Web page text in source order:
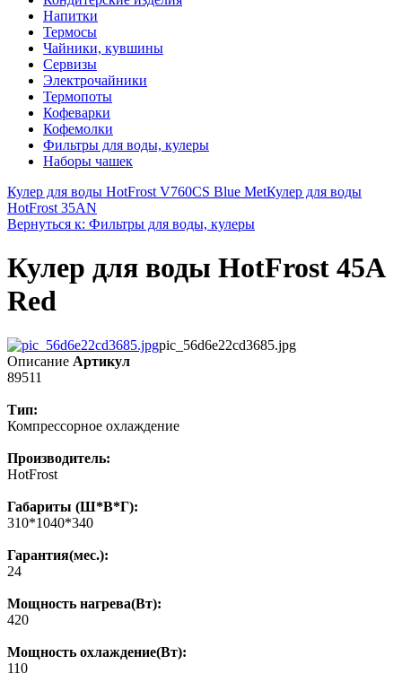
Напитки
Термосы
Чайники, кувшины
Сервизы
Электрочайники
Термопоты
Кофеварки
Кофемолки
Фильтры для воды, кулеры
Наборы чашек
Кулер для воды HotFrost V760CS Blue MetКулер для воды
HotFrost 35AN
Вернуться к: Фильтры для воды, кулеры
Кулер для воды HotFrost 45A
Red
pic_56d6e22cd3685.jpg
Описание Артикул
89511
Тип:
Компрессорное охлаждение
Производитель:
HotFrost
Габариты (Ш*В*Г):
310*1040*340
Гарантия(мес.):
24
Мощность нагрева(Вт):
420
Мощность охлаждение(Вт):
110